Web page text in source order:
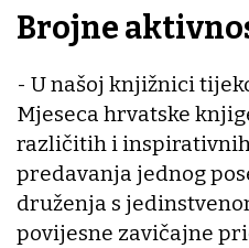
Brojne
- U našoj knjižnici
Mjeseca hrvatske
različitih i
predavanja jednog
druženja s
povijesne zavičajne